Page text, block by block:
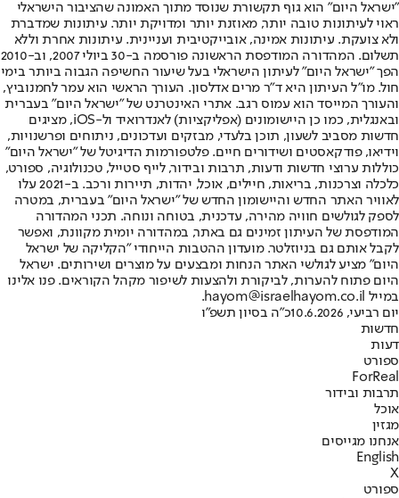
"ישראל היום" הוא גוף תקשורת שנוסד מתוך האמונה שהציבור הישראלי
ראוי לעיתונות טובה יותר, מאוזנת יותר ומדויקת יותר. עיתונות שמדברת
ולא צועקת. עיתונות אמינה, אובייקטיבית ועניינית. עיתונות אחרת וללא
תשלום. המהדורה המודפסת הראשונה פורסמה ב-30 ביולי 2007, וב-2010
הפך "ישראל היום" לעיתון הישראלי בעל שיעור החשיפה הגבוה ביותר בימי
חול. מו"ל העיתון היא ד"ר מרים אדלסון. העורך הראשי הוא עמר לחמנוביץ,
והעורך המייסד הוא עמוס רגב. אתרי האינטרנט של "ישראל היום" בעברית
ובאנגלית, כמו כן היישומונים (אפליקציות) לאנדרואיד ול-iOS, מציגים
חדשות מסביב לשעון, תוכן בלעדי, מבזקים ועדכונים, ניתוחים ופרשנויות,
וידיאו, פודקאסטים ושידורים חיים. פלטפורמות הדיגיטל של "ישראל היום"
כוללות ערוצי חדשות ודעות, תרבות ובידור, לייף סטייל, טכנולוגיה, ספורט,
כלכלה וצרכנות, בריאות, חיילים, אוכל, יהדות, תיירות ורכב. ב-2021 עלו
לאוויר האתר החדש והיישומון החדש של "ישראל היום" בעברית, במטרה
לספק לגולשים חוויה מהירה, עדכנית, בטוחה ונוחה. תכני המהדורה
המודפסת של העיתון זמינים גם באתר, במהדורה יומית מקוונת, ואפשר
לקבל אותם גם בניוזלטר. מועדון ההטבות הייחודי "הקליקה של ישראל
היום" מציע לגולשי האתר הנחות ומבצעים על מוצרים ושירותים. ישראל
היום פתוח להערות, לביקורת ולהצעות לשיפור מקהל הקוראים. פנו אלינו
במייל hayom@israelhayom.co.il.
יום רביעי, 10.6.2026
כ"ה בסיון תשפ"ו
חדשות
דעות
ספורט
ForReal
תרבות ובידור
אוכל
מגזין
אנחנו מגייסים
English
X
ספורט